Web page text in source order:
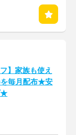
】家族も使え
を毎月配布★安
★